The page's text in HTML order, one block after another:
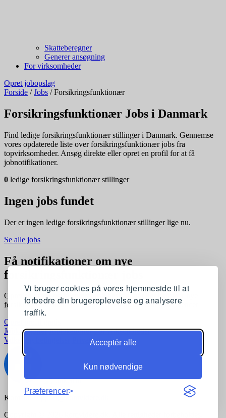
Vi bruger cookies på vores hjemmeside til at
forbedre din brugeroplevelse og analysere
traffik.
Acceptér alle
Kun nødvendige
Præferencer
Skatteberegner
Generer ansøgning
For virksomheder
Opret jobopslag
Forside / Jobs / Forsikringsfunktionær
Forsikringsfunktionær Jobs i Danmark
Find ledige forsikringsfunktionær stillinger i Danmark. Gennemse
vores opdaterede liste over forsikringsfunktionær jobs fra
topvirksomheder. Ansøg direkte eller opret en profil for at få
jobnotifikationer.
0 ledige forsikringsfunktionær stillinger
Ingen jobs fundet
Der er ingen ledige forsikringsfunktionær stillinger lige nu.
Se alle jobs
Få notifikationer om nye
forsikringsfunktionær jobs
Opret en profil og få automatisk besked, når der kommer nye
forsikringsfunktionær stillinger, der matcher dine præferencer
Opret profil gratis
Jobkategorier Joblokationer For virksomheder
Vilkår og betingelser
Privatlivspolitik
Kontakt:support@komvidere.dk
Copyright © 2026 komvidere.dk. Alle rettigheder forbeholdes.